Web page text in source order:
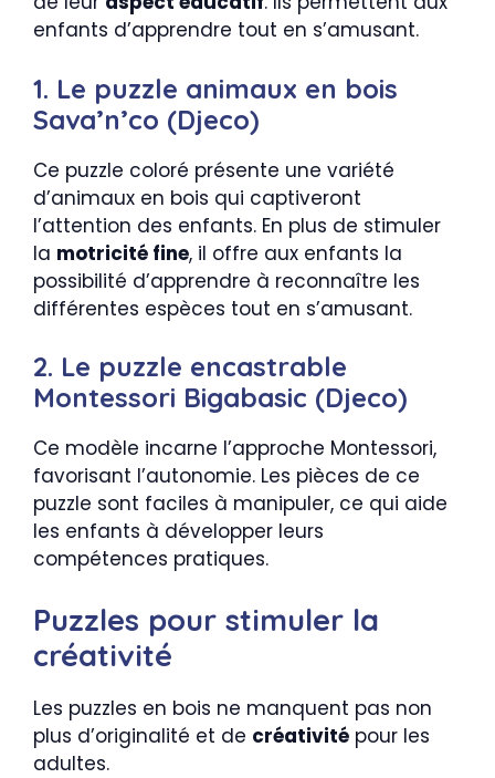
enfants d’apprendre tout en s’amusant.
1. Le puzzle animaux en bois
Sava’n’co (Djeco)
Ce puzzle coloré présente une variété
d’animaux en bois qui captiveront
l’attention des enfants. En plus de stimuler
la motricité fine, il offre aux enfants la
possibilité d’apprendre à reconnaître les
différentes espèces tout en s’amusant.
2. Le puzzle encastrable
Montessori Bigabasic (Djeco)
Ce modèle incarne l’approche Montessori,
favorisant l’autonomie. Les pièces de ce
puzzle sont faciles à manipuler, ce qui aide
les enfants à développer leurs
compétences pratiques.
Puzzles pour stimuler la
créativité
Les puzzles en bois ne manquent pas non
plus d’originalité et de créativité pour les
adultes.